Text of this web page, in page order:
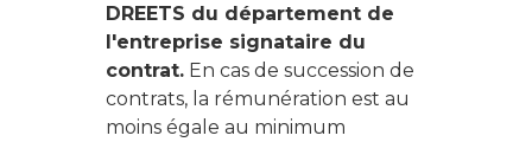
DREETS du département de
l'entreprise signataire du
contrat. En cas de succession de
contrats, la rémunération est au
moins égale au minimum